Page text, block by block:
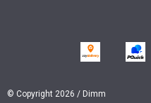
© Copyright 2026 / Dimm